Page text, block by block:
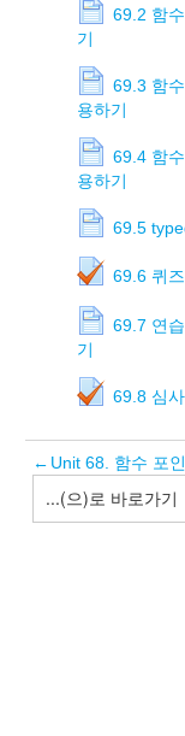
69.2 함
기
69.3 함
용하기
69.4 함
용하기
69.5
69.6 퀴즈
69.7 연
기
69.8 심
← Unit 68. 함수 포